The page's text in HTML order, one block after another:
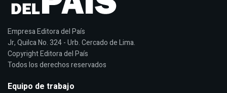
Empresa Editora del País
Jr, Quilca No. 324 - Urb. Cercado de Lima.
Copyright Editora del País
Todos los derechos reservados
Equipo de trabajo